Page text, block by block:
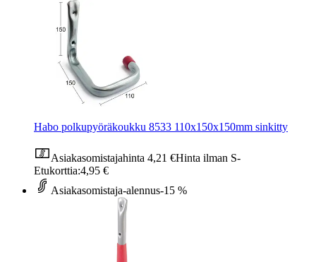
Habo polkupyöräkoukku 8533 110x150x150mm sinkitty
Asiakasomistajahinta 4,21 €Hinta ilman S-
Etukorttia:4,95 €
Asiakasomistaja-alennus-15 %